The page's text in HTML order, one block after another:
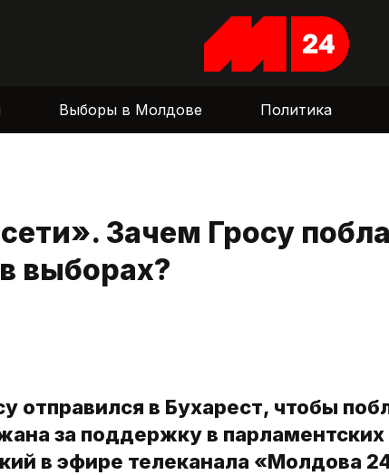
Выборы в Молдове Политика
Зачем Гросу
выборах?
отправился в Бухарест, чтобы
за поддержку в
в эфире телеканала «Молдова